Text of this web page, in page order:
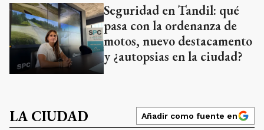
Seguridad en Tandil: qué
pasa con la ordenanza de
motos, nuevo destacamento
y ¿autopsias en la ciudad?
LA CIUDAD Añadir como fuente en